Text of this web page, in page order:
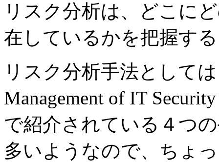
リスク分析は、どこに
在しているかを把握す
リスク分析手法として
Management of IT
で紹介されている４つ
多いようなので、ちょ